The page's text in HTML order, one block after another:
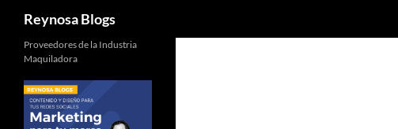
Reynosa Blogs
Proveedores de la Industria
Maquiladora